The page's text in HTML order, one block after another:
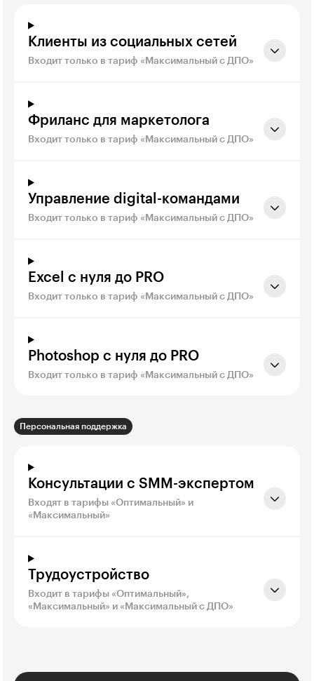
Клиенты из социальных сетей
Входит только в тариф «Максимальный с ДПО»
Фриланс для маркетолога
Входит только в тариф «Максимальный с ДПО»
Управление digital-командами
Входит только в тариф «Максимальный с ДПО»
Excel с нуля до PRO
Входит только в тариф «Максимальный с ДПО»
Photoshop с нуля до PRO
Входит только в тариф «Максимальный с ДПО»
Персональная поддержка
Консультации с SMM-экспертом
Входят в тарифы «Оптимальный» и
«Максимальный»
Трудоустройство
Входит в тарифы «Оптимальный»,
«Максимальный» и «Максимальный с ДПО»